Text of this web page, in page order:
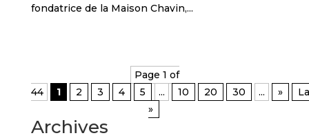
fondatrice de la Maison Chavin,...
Page 1 of
44
1 2 3 4 5 ... 10 20 30 ... »
»
Archives